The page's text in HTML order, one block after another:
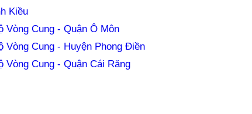
Kiều
Vòng Cung - Quận Ô Môn
Vòng Cung - Huyện Phong Điền
Vòng Cung - Quận Cái Răng